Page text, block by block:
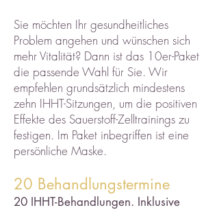
Sie möchten Ihr gesundheitliches
Problem angehen und wünschen sich
mehr Vitalität? Dann ist das 10er-Paket
die passende Wahl für Sie. Wir
empfehlen grundsätzlich mindestens
zehn IHHT-Sitzungen, um die positiven
Effekte des Sauerstoff-Zelltrainings zu
festigen. Im Paket inbegriffen ist eine
persönliche Maske.
20 Behandlungstermine
20 IHHT-Behandlungen. Inklusive